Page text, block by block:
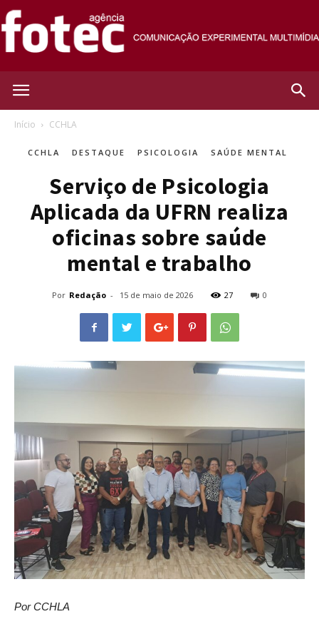
Início CCHLA
CCHLA DESTAQUE PSICOLOGIA SAÚDE MENTAL
Serviço de Psicologia
Aplicada da UFRN realiza
oficinas sobre saúde
mental e trabalho
Por Redação - 15 de maio de 2026 27 0
Por CCHLA